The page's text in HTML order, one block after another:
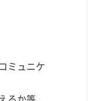
ミュニケ